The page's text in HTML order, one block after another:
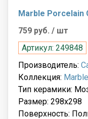
Marble Porcelain
759 руб. / шт
Артикул: 249848
Производитель:
Коллекция: Marble
Тип керамики:
Размер: 298x298
Поверхность: